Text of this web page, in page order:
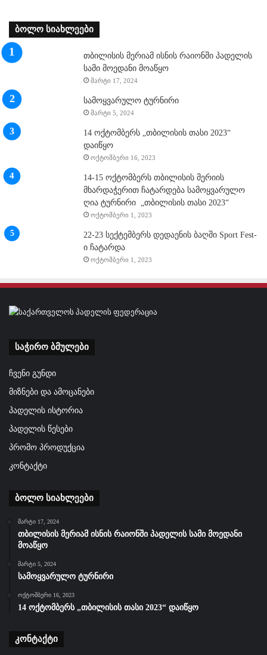
ბოლო სიახლეები
თბილისის მერიამ ისნის რაიონში პადელის
სამი მოედანი მოაწყო
მარტი 17, 2024
სამოყვარულო ტურნირი
მარტი 5, 2024
14 ოქტომბერს „თბილისის თასი 2023“
დაიწყო
ოქტომბერი 16, 2023
14-15 ოქტომბერს თბილისის მერიის
მხარდაჭერით ჩატარდება სამოყვარულო
ღია ტურნირი „თბილისის თასი 2023“
ოქტომბერი 1, 2023
22-23 სექტემბერს დედაენის ბაღში Sport Fest-
ი ჩატარდა
ოქტომბერი 1, 2023
საჭირო ბმულები
ჩვენი გუნდი
მიზნები და ამოცანები
პადელის ისტორია
პადელის წესები
პრომო პროდუქცია
კონტაქტი
ბოლო სიახლეები
მარტი 17, 2024
თბილისის მერიამ ისნის რაიონში პადელის სამი მოედანი
მოაწყო
მარტი 5, 2024
სამოყვარულო ტურნირი
ოქტომბერი 16, 2023
14 ოქტომბერს „თბილისის თასი 2023“ დაიწყო
კონტაქტი